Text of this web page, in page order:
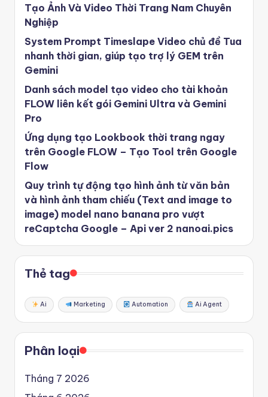
Tạo Ảnh Và Video Thời Trang Nam Chuyên
Nghiệp
System Prompt Timeslape Video chủ đề Tua
nhanh thời gian, giúp tạo trợ lý GEM trên
Gemini
Danh sách model tạo video cho tài khoản
FLOW liên kết gói Gemini Ultra và Gemini
Pro
Ứng dụng tạo Lookbook thời trang ngay
trên Google FLOW – Tạo Tool trên Google
Flow
Quy trình tự động tạo hình ảnh từ văn bản
và hình ảnh tham chiếu (Text and image to
image) model nano banana pro vượt
reCaptcha Google – Api ver 2 nanoai.pics
Thẻ tag
Ai Marketing Automation Ai Agent
Phân loại
Tháng 7 2026